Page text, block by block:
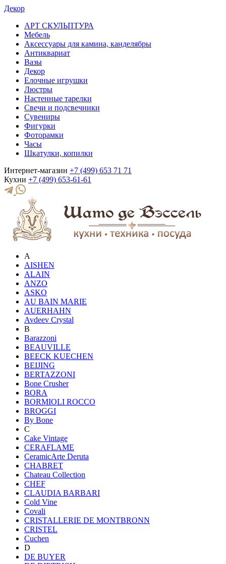
Декор
АРТ СКУЛЬПТУРА
Мебель
Аксессуары для камина, канделябры
Антиквариат
Вазы
Декор
Елочные игрушки
Люстры
Настенные тарелки
Свечи и подсвечники
Сувениры
Фигурки
Фоторамки
Часы
Шкатулки, копилки
Интернет-магазин +7 (499) 653 71 71
Кухни +7 (499) 653-61-61
A
AISHEN
ALAIN
ANZO
ASKO
AU BAIN MARIE
AUERHAHN
Avdeev Crystal
B
Barazzoni
BEAUVILLE
BEECK KUECHEN
BEIJING
BERTAZZONI
Bone Crusher
BORA
BORMIOLI ROCCO
BROGGI
By Bone
C
Cake Vintage
CERAFLAME
CeramicArte Deruta
CHABRET
Chateau Collection
CHEF
CLAUDIA BARBARI
Cold Vine
Covali
CRISTALLERIE DE MONTBRONN
CRISTEL
Cuchen
D
DE BUYER